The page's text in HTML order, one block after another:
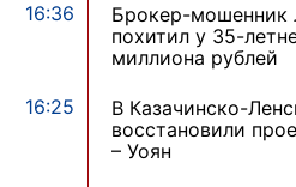
16:36
Брокер-
похитил у 35-
миллиона рублей
16:25
В Казачинско-
восстановили
– Уоян